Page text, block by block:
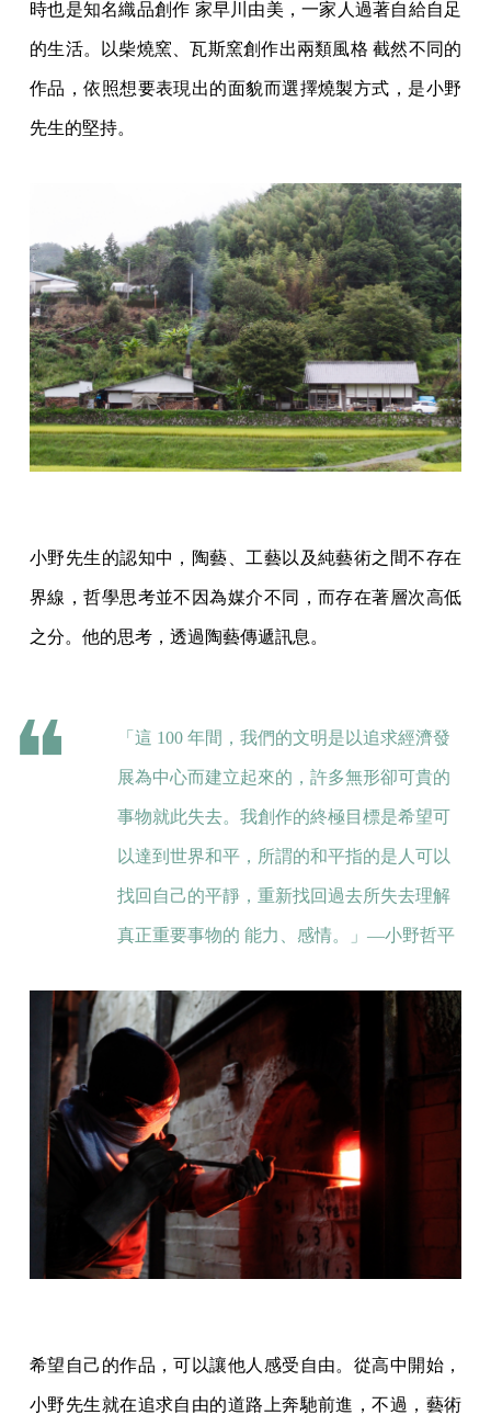
時也是知名織品創作 家早川由美，⼀家⼈過著⾃給⾃⾜
的⽣活。以柴燒窯、⽡斯窯創作出兩類⾵格 截然不同的
作品，依照想要表現出的⾯貌⽽選擇燒製⽅式，是⼩野
先⽣的堅持。
⼩野先⽣的認知中，陶藝、⼯藝以及純藝術之間不存在
界線，哲學思考並不因為媒介不同，⽽存在著層次⾼低
之分。他的思考，透過陶藝傳遞訊息。
「這 100 年間，我們的⽂明是以追求經濟發
展為中⼼⽽建⽴起來的，許多無形卻可貴的
事物就此失去。我創作的終極目標是希望可
以達到世界和平，所謂的和平指的是⼈可以
找回⾃⼰的平靜，重新找回過去所失去理解
真正重要事物的 能⼒、感情。」—小野哲平
希望⾃⼰的作品，可以讓他⼈感受⾃由。從⾼中開始，
⼩野先⽣就在追求⾃由的道路上奔馳前進，不過，藝術